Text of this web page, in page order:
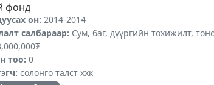
фонд
он: 2014-2014
салбараар: Сум, баг, дүүргийн тохижилт,
тоо: 0
солонго талст ххк